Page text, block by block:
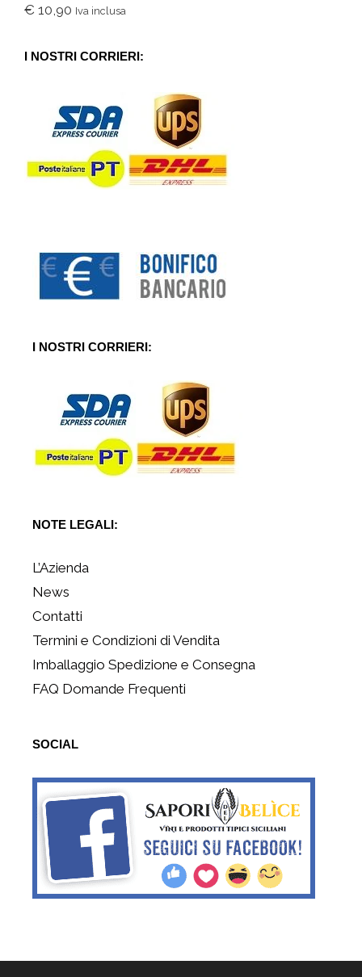
0
5
€ 10,90 Iva inclusa
I NOSTRI CORRIERI:
I NOSTRI CORRIERI:
NOTE LEGALI:
L’Azienda
News
Contatti
Termini e Condizioni di Vendita
Imballaggio Spedizione e Consegna
FAQ Domande Frequenti
SOCIAL